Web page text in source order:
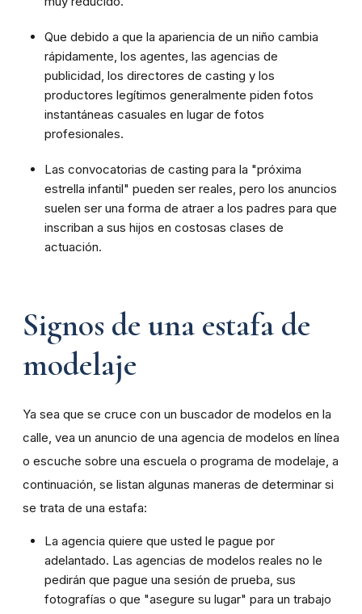
Que debido a que la apariencia de un niño cambia
rápidamente, los agentes, las agencias de
publicidad, los directores de casting y los
productores legítimos generalmente piden fotos
instantáneas casuales en lugar de fotos
profesionales.
Las convocatorias de casting para la "próxima
estrella infantil" pueden ser reales, pero los anuncios
suelen ser una forma de atraer a los padres para que
inscriban a sus hijos en costosas clases de
actuación.
Signos de una estafa de
modelaje
Ya sea que se cruce con un buscador de modelos en la
calle, vea un anuncio de una agencia de modelos en línea
o escuche sobre una escuela o programa de modelaje, a
continuación, se listan algunas maneras de determinar si
se trata de una estafa:
La agencia quiere que usted le pague por
adelantado. Las agencias de modelos reales no le
pedirán que pague una sesión de prueba, sus
fotografías o que "asegure su lugar" para un trabajo